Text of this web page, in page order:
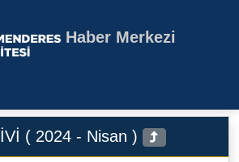
Menderes
Haber Merkezi
( 2024 - Nisan )